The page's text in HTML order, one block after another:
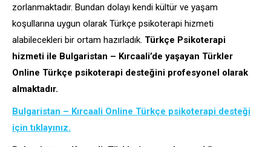
zorlanmaktadır. Bundan dolayı kendi kültür ve yaşam
koşullarına uygun olarak Türkçe psikoterapi hizmeti
alabilecekleri bir ortam hazırladık. Türkçe Psikoterapi
hizmeti ile Bulgaristan – Kırcaali’de yaşayan Türkler
Online Türkçe psikoterapi desteğini profesyonel olarak
almaktadır.
Bulgaristan – Kırcaali Online Türkçe psikoterapi desteği
için tıklayınız.